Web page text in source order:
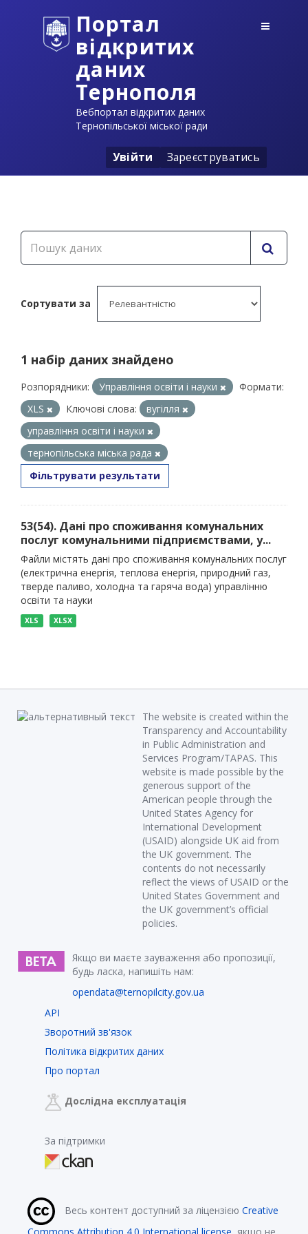
Портал
відкритих
даних
Тернополя
Вебпортал відкритих даних
Тернопільської міської ради
Увійти Зареєструватись
Сортувати за
1 набір даних знайдено
Розпорядники: Управління освіти і науки
Формати:
XLS
Ключові слова:
вугілля
управління освіти і науки
тернопільська міська рада
Фільтрувати результати
53(54). Дані про споживання комунальних
послуг комунальними підприємствами, у...
Файли містять дані про споживання комунальних послуг
(електрична енергія, теплова енергія, природний газ,
тверде паливо, холодна та гаряча вода) управлінню
освіти та науки
XLS XLSX
The website is created within the
Transparency and Accountability
in Public Administration and
Services Program/TAPAS. This
website is made possible by the
generous support of the
American people through the
United States Agency for
International Development
(USAID) alongside UK aid from
the UK government. The
contents do not necessarily
reflect the views of USAID or the
United States Government and
the UK government’s official
policies.
Якщо ви маєте зауваження або пропозиції,
будь ласка, напишіть нам:
opendata@ternopilcity.gov.ua
API
Зворотний зв'язок
Політика відкритих даних
Про портал
Дослідна експлуатація
За підтримки
Весь контент доступний за ліцензією Creative